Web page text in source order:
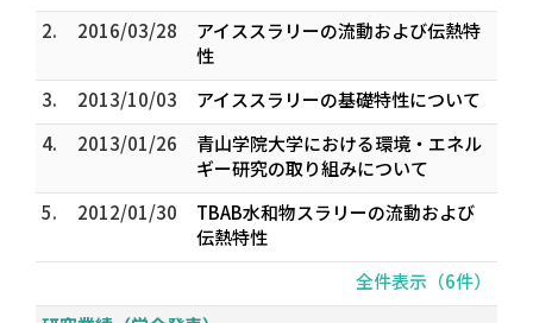
2.
2016/03/28
アイススラリーの流動および伝熱特
性
3.
2013/10/03
アイススラリーの基礎特性について
4.
2013/01/26
青山学院大学における環境・エネル
ギー研究の取り組みについて
5.
2012/01/30
TBAB水和物スラリーの流動および
伝熱特性
全件表示（6件）